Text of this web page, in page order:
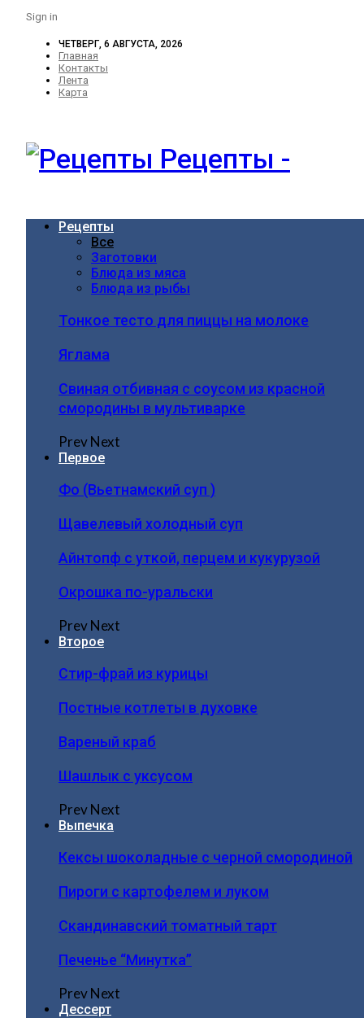
Sign in
ЧЕТВЕРГ, 6 АВГУСТА, 2026
Главная
Контакты
Лента
Карта
Рецепты -
Рецепты
Все
Заготовки
Блюда из мяса
Блюда из рыбы
Тонкое тесто для пиццы на молоке
Яглама
Свиная отбивная с соусом из красной
смородины в мультиварке
PrevNext
Первое
Фо (Вьетнамский суп )
Щавелевый холодный суп
Айнтопф с уткой, перцем и кукурузой
Окрошка по-уральски
PrevNext
Второе
Стир-фрай из курицы
Постные котлеты в духовке
Вареный краб
Шашлык с уксусом
PrevNext
Выпечка
Кексы шоколадные с черной смородиной
Пироги c картофелем и луком
Скандинавский томатный тарт
Печенье “Минутка”
PrevNext
Дессерт